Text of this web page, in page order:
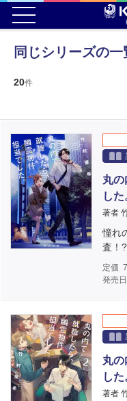
同じシリーズの一
20件
丸
した
著者
憧れ
査！
定価
発売
丸
した
著者